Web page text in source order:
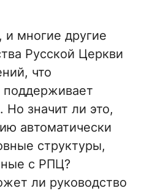
многие другие
Русской Церкви
что
Но значит ли это,
автоматически
структуры,
с РПЦ?
ли руководство